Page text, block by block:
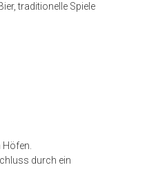
traditionelle Spiele
durch ein